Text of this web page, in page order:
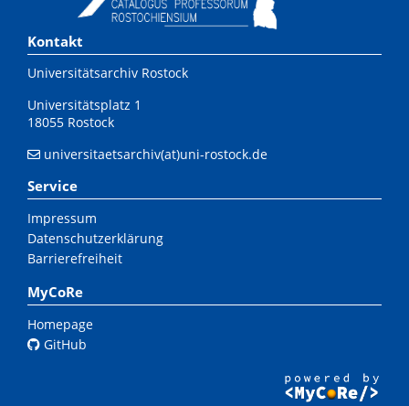
Kontakt
Universitätsarchiv Rostock
Universitätsplatz 1
18055 Rostock
universitaetsarchiv(at)uni-rostock.de
Service
Impressum
Datenschutzerklärung
Barrierefreiheit
MyCoRe
Homepage
GitHub